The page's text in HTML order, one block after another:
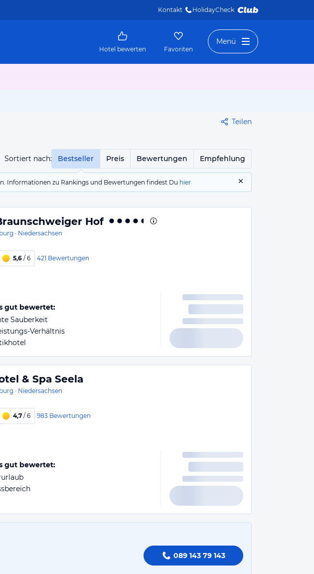
Kontakt HolidayCheck
Hotel bewerten Favoriten
Menü
Teilen
Sortiert nach: Bestseller Preis Bewertungen Empfehlung
Informationen zu Rankings und Bewertungen findest Du hier
Hof
· Niedersachsen
5,6 / 6 421 Bewertungen
gut bewertet:
Sauberkeit
Verhältnis
& Spa Seela
· Niedersachsen
4,7 / 6 983 Bewertungen
gut bewertet:
089 143 79 143